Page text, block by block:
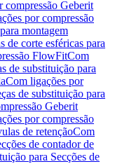
compressão Geberit
por compressão
montagem
de corte esféricas para
FlowFitCom
de substituição para
Com ligações por
de substituição para
Geberit
por compressão
de retençãoCom
de contador de
para Secções de